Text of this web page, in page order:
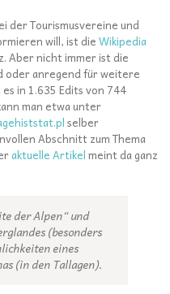
der Tourismusvereine und
will, ist dieWikipedia
Aber nicht immer ist die
anregend für weitere
in 1.635 Edits von 744
man etwa unter
selber
Abschnitt zum Thema
aktuelle Artikelmeint da ganz
der Alpen“ und
(besonders
eines
(in den Tallagen).